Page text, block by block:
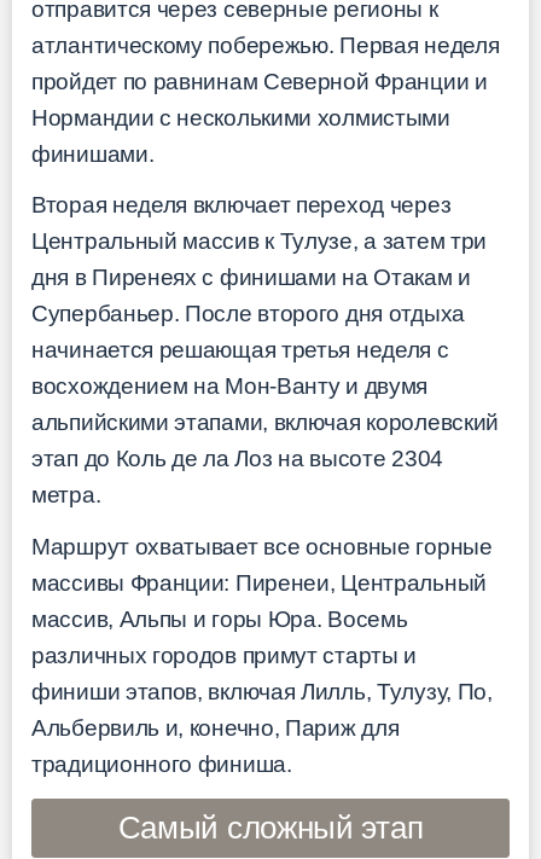
отправится через северные регионы к
атлантическому побережью. Первая неделя
пройдет по равнинам Северной Франции и
Нормандии с несколькими холмистыми
финишами.
Вторая неделя включает переход через
Центральный массив к Тулузе, а затем три
дня в Пиренеях с финишами на Отакам и
Супербаньер. После второго дня отдыха
начинается решающая третья неделя с
восхождением на Мон-Ванту и двумя
альпийскими этапами, включая королевский
этап до Коль де ла Лоз на высоте 2304
метра.
Маршрут охватывает все основные горные
массивы Франции: Пиренеи, Центральный
массив, Альпы и горы Юра. Восемь
различных городов примут старты и
финиши этапов, включая Лилль, Тулузу, По,
Альбервиль и, конечно, Париж для
традиционного финиша.
Самый сложный этап